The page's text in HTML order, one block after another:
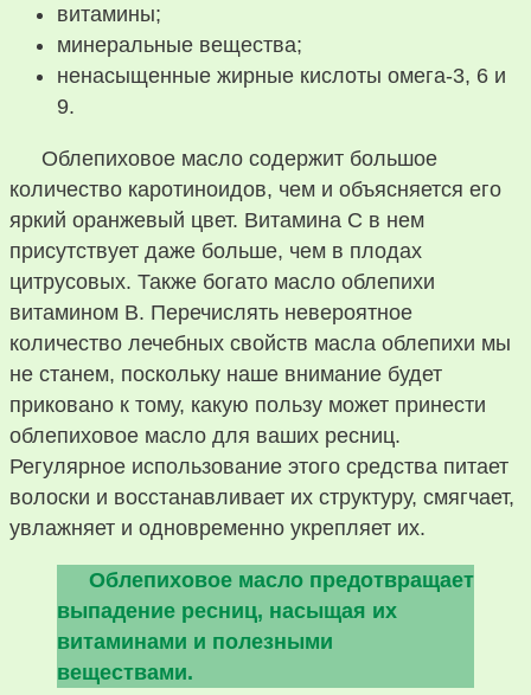
витамины;
минеральные вещества;
ненасыщенные жирные кислоты омега-3, 6 и
9.
Облепиховое масло содержит большое
количество каротиноидов, чем и объясняется его
яркий оранжевый цвет. Витамина C в нем
присутствует даже больше, чем в плодах
цитрусовых. Также богато масло облепихи
витамином B. Перечислять невероятное
количество лечебных свойств масла облепихи мы
не станем, поскольку наше внимание будет
приковано к тому, какую пользу может принести
облепиховое масло для ваших ресниц.
Регулярное использование этого средства питает
волоски и восстанавливает их структуру, смягчает,
увлажняет и одновременно укрепляет их.
Облепиховое масло предотвращает
выпадение ресниц, насыщая их
витаминами и полезными
веществами.